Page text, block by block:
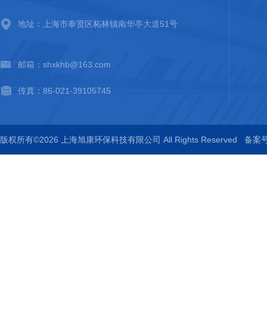
地址：上海市奉贤区柘林镇南华亭大道51号
邮箱：shxkhb@163.com
传真：86-021-39105745
版权所有©2026 上海旭康环保科技有限公司 All Rights Reserved 备案